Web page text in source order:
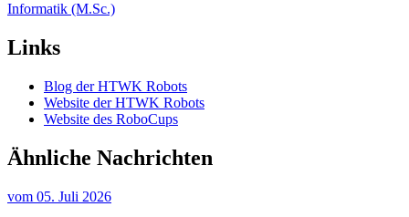
Informatik (M.Sc.)
Links
Blog der HTWK Robots
Website der HTWK Robots
Website des RoboCups
Ähnliche Nachrichten
vom 05. Juli 2026